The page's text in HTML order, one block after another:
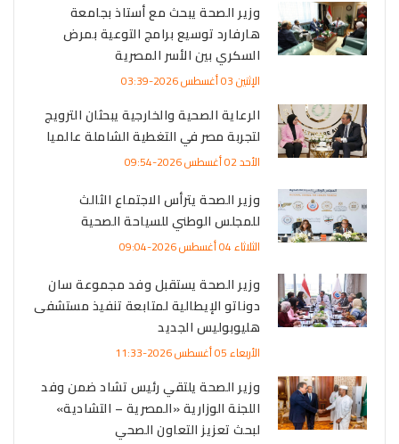
وزير الصحة يبحث مع أستاذ بجامعة
هارفارد توسيع برامج التوعية بمرض
السكري بين الأسر المصرية
الإثنين 03 أغسطس 2026-03:39
الرعاية الصحية والخارجية يبحثان الترويج
لتجربة مصر في التغطية الشاملة عالميا
الأحد 02 أغسطس 2026-09:54
وزير الصحة يترأس الاجتماع الثالث
للمجلس الوطني للسياحة الصحية
الثلاثاء 04 أغسطس 2026-09:04
وزير الصحة يستقبل وفد مجموعة سان
دوناتو الإيطالية لمتابعة تنفيذ مستشفى
هليوبوليس الجديد
الأربعاء 05 أغسطس 2026-11:33
وزير الصحة يلتقي رئيس تشاد ضمن وفد
اللجنة الوزارية «المصرية – التشادية»
لبحث تعزيز التعاون الصحي